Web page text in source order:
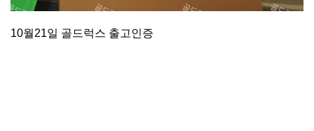
10월21일 골드럭스 출고인증